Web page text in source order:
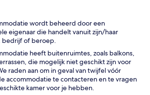
wordt beheerd door een
eigenaar die handelt vanuit zijn/haar
bedrijf of beroep.
heeft buitenruimtes, zoals balkons,
die mogelijk niet geschikt zijn voor
raden aan om in geval van twijfel vóór
accommodatie te contacteren en te vragen
kamer voor je hebben.